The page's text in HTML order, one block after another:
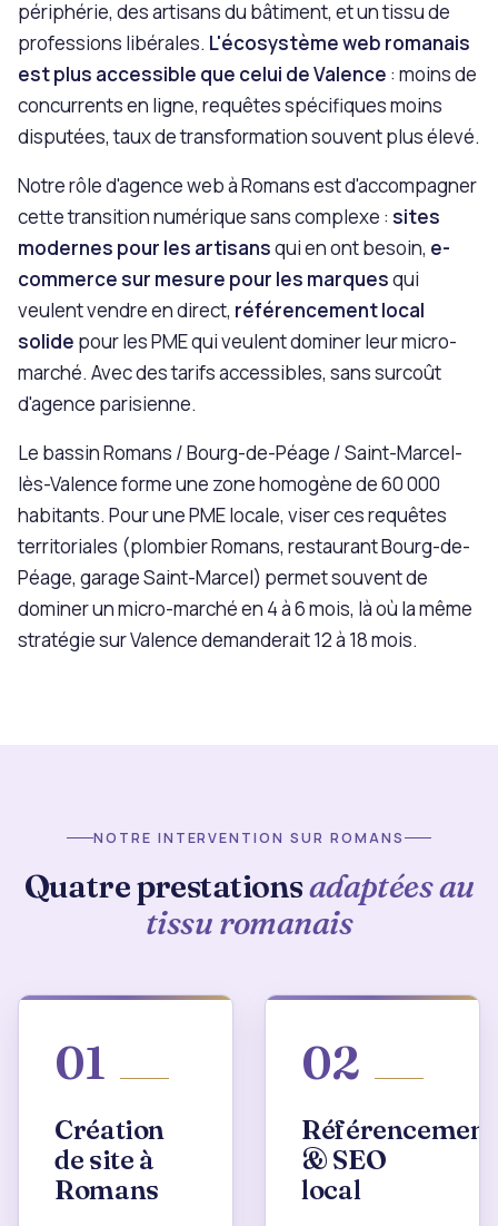
périphérie, des artisans du bâtiment, et un tissu de
professions libérales. L'écosystème web romanais
est plus accessible que celui de Valence : moins de
concurrents en ligne, requêtes spécifiques moins
disputées, taux de transformation souvent plus élevé.
Notre rôle d'agence web à Romans est d'accompagner
cette transition numérique sans complexe : sites
modernes pour les artisansqui en ont besoin, e-
commerce sur mesure pour les marquesqui
veulent vendre en direct, référencement local
solide pour les PME qui veulent dominer leur micro-
marché. Avec des tarifs accessibles, sans surcoût
d'agence parisienne.
Le bassin Romans / Bourg-de-Péage / Saint-Marcel-
lès-Valence forme une zone homogène de 60 000
habitants. Pour une PME locale, viser ces requêtes
territoriales (plombier Romans, restaurant Bourg-de-
Péage, garage Saint-Marcel) permet souvent de
dominer un micro-marché en 4 à 6 mois, là où la même
stratégie sur Valence demanderait 12 à 18 mois.
NOTRE INTERVENTION SUR ROMANS
Quatre prestationsadaptées au
tissu romanais
01
Création
de site à
Romans
02
Référencement
& SEO
local